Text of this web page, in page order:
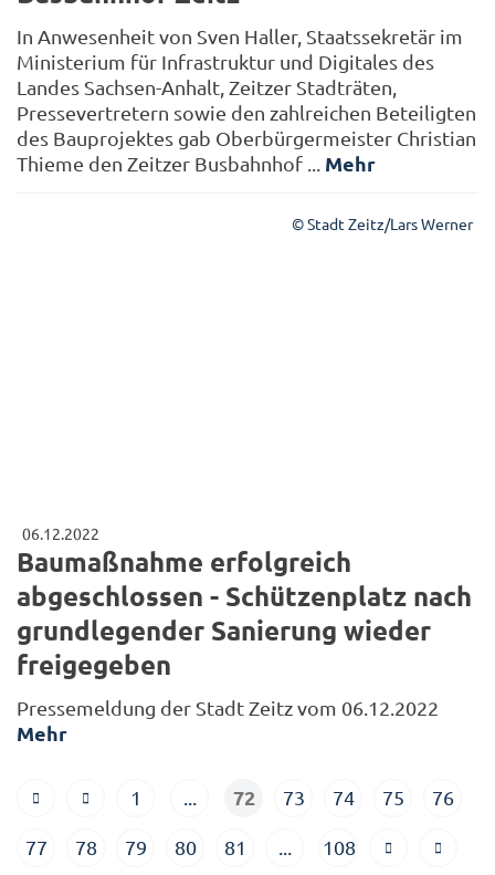
In Anwesenheit von Sven Haller, Staatssekretär im
Ministerium für Infrastruktur und Digitales des
Landes Sachsen-Anhalt, Zeitzer Stadträten,
Pressevertretern sowie den zahlreichen Beteiligten
des Bauprojektes gab Oberbürgermeister Christian
Thieme den Zeitzer Busbahnhof ... Mehr
© Stadt Zeitz/Lars Werner
06.12.2022
Baumaßnahme erfolgreich
abgeschlossen - Schützenplatz nach
grundlegender Sanierung wieder
freigegeben
Pressemeldung der Stadt Zeitz vom 06.12.2022
Mehr
1 72 73 74 75 76
77 78 79 80 81 108